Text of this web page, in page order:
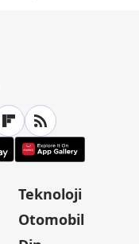
Teknoloji
Otomobil